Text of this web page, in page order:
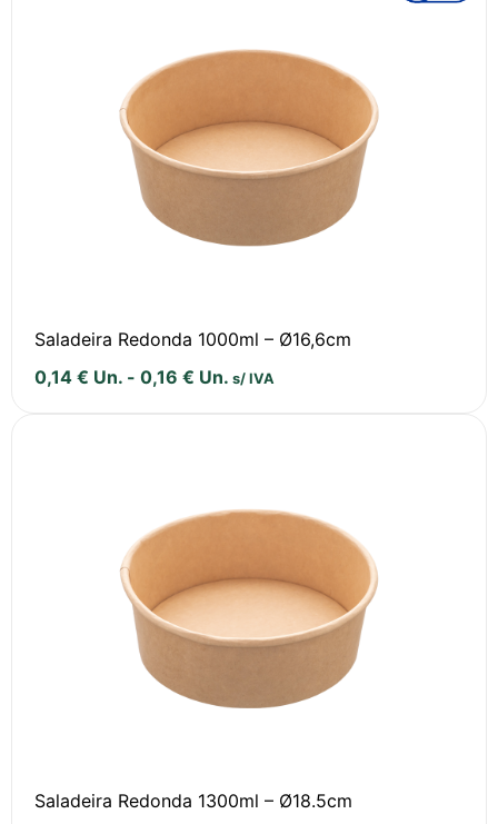
Saladeira Redonda 1000ml – Ø16,6cm
0,14 € Un. - 0,16 € Un. s/ IVA
Saladeira Redonda 1300ml – Ø18.5cm